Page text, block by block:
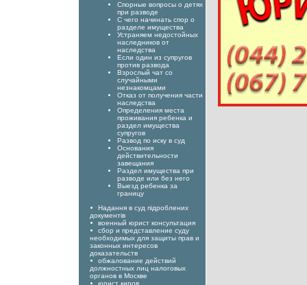
Спорные вопросы о детях
при разводе
С чего начинать спор о
разделе имущества
Устраняем недостойных
наследников от
наследства
Если один из супругов
против развода
Взрослый чат со
случайными
незнакомцами
Отказ от получения части
наследства
Определения места
проживания ребенка и
раздел имущества
супругов
Развод по иску в суд
Основания
действительности
завещания
Раздел имущества при
разводе или без него
Выезд ребенка за
границу
Надання в суд підроблених
документів
военный юрист консультация
сбор и представление суду
необходимых для защиты прав и
законных интересов
доказательств
обжалование действий
должностных лиц налоговых
органов в Москве
юрист киров